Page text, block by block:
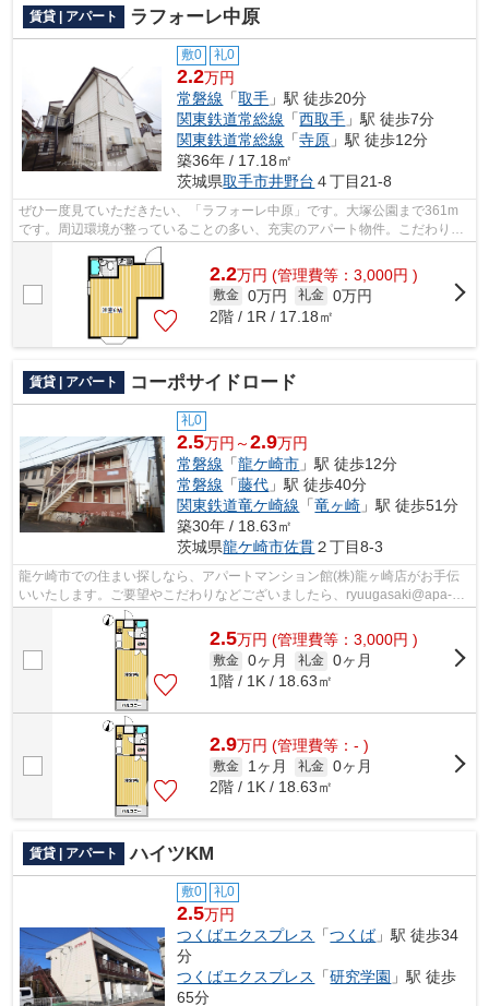
賃貸 | アパート ラフォーレ中原
敷0 礼0
2.2万円
常磐線 「取手 」駅 徒歩20分
関東鉄道常総線 「西取手 」駅 徒歩7分
関東鉄道常総線 「寺原 」駅 徒歩12分
築36年 / 17.18㎡
茨城県取手市井野台 ４丁目21-8
ぜひ一度見ていただきたい、「ラフォーレ中原」です。大塚公園まで361m
です。周辺環境が整っていることの多い、充実のアパート物件。こだわり条
件、通風良好のシンプルな作りの物件で...
2.2万円 (管理費等：3,000円 )
敷金 0万円 礼金 0万円
2階 / 1R / 17.18㎡
賃貸 | アパート コーポサイドロード
礼0
2.5万円～2.9万円
常磐線 「龍ケ崎市 」駅 徒歩12分
常磐線 「藤代 」駅 徒歩40分
関東鉄道竜ケ崎線 「竜ヶ崎 」駅 徒歩51分
築30年 / 18.63㎡
茨城県龍ケ崎市佐貫２丁目8-3
龍ケ崎市での住まい探しなら、アパートマンション館(株)龍ヶ崎店がお手伝
いいたします。ご要望やこだわりなどございましたら、ryuugasaki@apa-
to.co.jpにてお申し付け下さい。お部屋探...
2.5万円 (管理費等：3,000円 )
敷金 0ヶ月 礼金 0ヶ月
1階 / 1K / 18.63㎡
2.9万円 (管理費等：- )
敷金 1ヶ月 礼金 0ヶ月
2階 / 1K / 18.63㎡
賃貸 | アパート ハイツKM
敷0 礼0
2.5万円
つくばエクスプレス
「つくば」駅 徒歩34
分
つくばエクスプレス
「研究学園 」駅 徒歩
65分